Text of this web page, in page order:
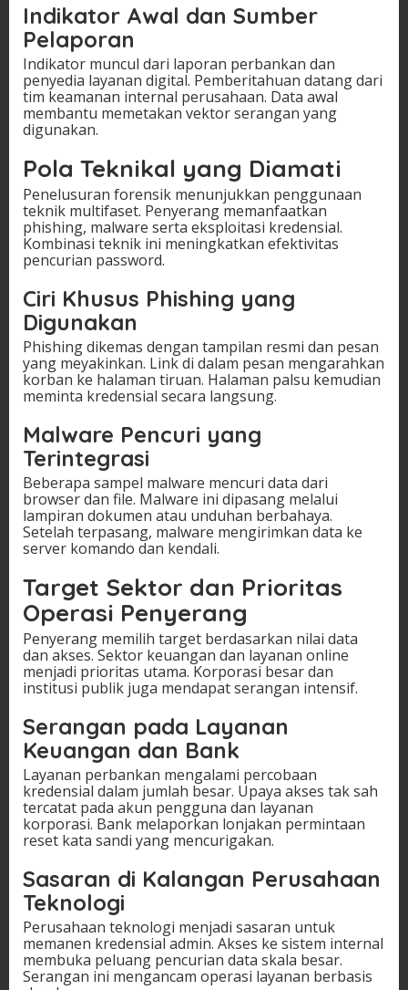
Indikator Awal dan Sumber
Pelaporan
Indikator muncul dari laporan perbankan dan
penyedia layanan digital. Pemberitahuan datang dari
tim keamanan internal perusahaan. Data awal
membantu memetakan vektor serangan yang
digunakan.
Pola Teknikal yang Diamati
Penelusuran forensik menunjukkan penggunaan
teknik multifaset. Penyerang memanfaatkan
phishing, malware serta eksploitasi kredensial.
Kombinasi teknik ini meningkatkan efektivitas
pencurian password.
Ciri Khusus Phishing yang
Digunakan
Phishing dikemas dengan tampilan resmi dan pesan
yang meyakinkan. Link di dalam pesan mengarahkan
korban ke halaman tiruan. Halaman palsu kemudian
meminta kredensial secara langsung.
Malware Pencuri yang
Terintegrasi
Beberapa sampel malware mencuri data dari
browser dan file. Malware ini dipasang melalui
lampiran dokumen atau unduhan berbahaya.
Setelah terpasang, malware mengirimkan data ke
server komando dan kendali.
Target Sektor dan Prioritas
Operasi Penyerang
Penyerang memilih target berdasarkan nilai data
dan akses. Sektor keuangan dan layanan online
menjadi prioritas utama. Korporasi besar dan
institusi publik juga mendapat serangan intensif.
Serangan pada Layanan
Keuangan dan Bank
Layanan perbankan mengalami percobaan
kredensial dalam jumlah besar. Upaya akses tak sah
tercatat pada akun pengguna dan layanan
korporasi. Bank melaporkan lonjakan permintaan
reset kata sandi yang mencurigakan.
Sasaran di Kalangan Perusahaan
Teknologi
Perusahaan teknologi menjadi sasaran untuk
memanen kredensial admin. Akses ke sistem internal
membuka peluang pencurian data skala besar.
Serangan ini mengancam operasi layanan berbasis